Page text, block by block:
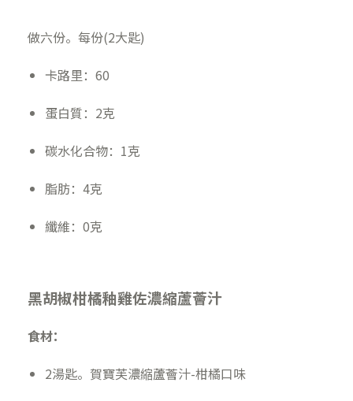
做六份。每份(2大匙)
卡路里：60
蛋白質：2克
碳水化合物：1克
脂肪：4克
纖維：0克
黑胡椒柑橘釉雞佐濃縮蘆薈汁
食材：
2湯匙。賀寶芙濃縮蘆薈汁-柑橘口味